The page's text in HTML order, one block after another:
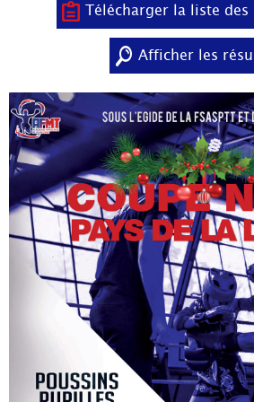
Télécharger la liste
Afficher les